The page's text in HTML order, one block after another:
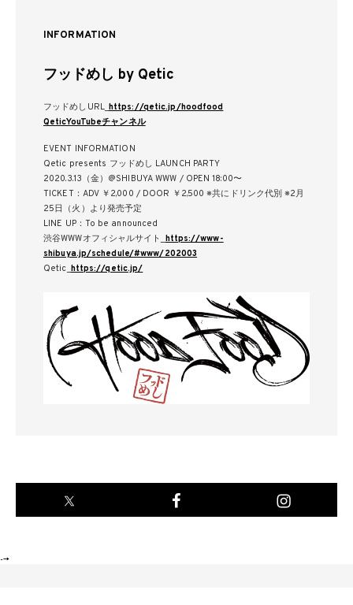
INFORMATION
フッドめし by Qetic
フッドめしURL_ https://qetic.jp/hoodfood
QeticYouTubeチャンネル
EVENT INFORMATION
Qetic presents フッドめし LAUNCH PARTY
2020.3.13（金）@SHIBUYA WWW / OPEN 18:00〜
TICKET：ADV ￥2,000 / DOOR ￥2,500 ※共にドリンク代別 ※2月
25日（火）より発売予定
LINE UP：To be announced
渋谷WWWオフィシャルサイト_ https://www-
shibuya.jp/schedule/#www/202003
Qetic_ https://qetic.jp/
-->